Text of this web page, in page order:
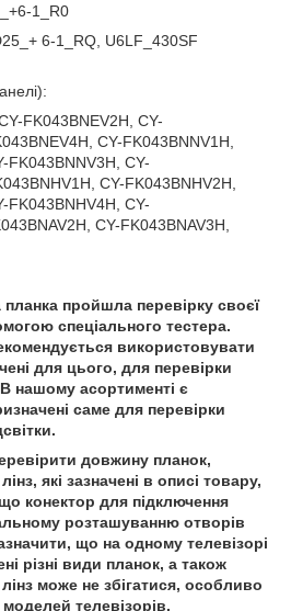
1_R0
6-1_RQ, U6LF_430SF
FK043BNEV2H, CY-
CY-FK043BNNV1H,
FK043BNNV3H, CY-
CY-FK043BNHV2H,
FK043BNHV4H, CY-
CY-FK043BNAV3H,
пройшла перевірку своєї
спеціального тестера.
використовувати
для цього, для перевірки
В нашому асортименті є
саме для перевірки
довжину планок,
які зазначені в описі товару,
конектор для підключення
розташуванню отворів
що на одному телевізорі
різні види планок, а також
може не збігатися, особливо
телевізорів.